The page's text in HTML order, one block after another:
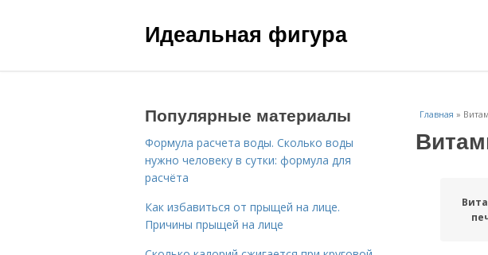
Идеальная фигура
Главная »
Популярные материалы
Формула расчета воды. Сколько воды
нужно человеку в сутки: формула для
расчёта
Как избавиться от прыщей на лице.
Причины прыщей на лице